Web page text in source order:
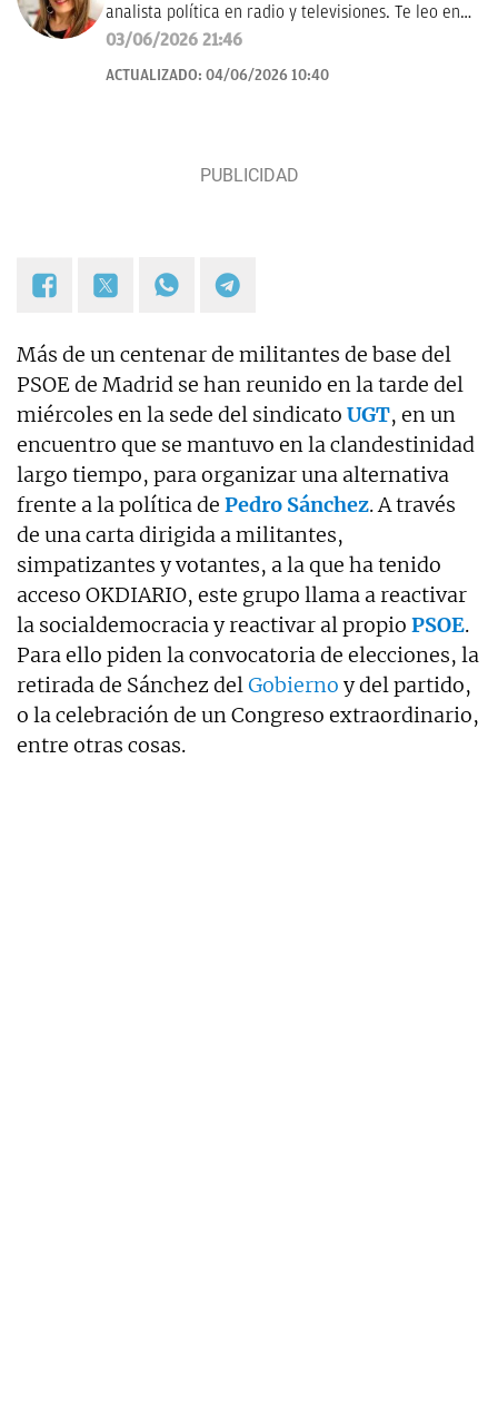
analista política en radio y televisiones. Te leo en
esther.jaen@okdiario.com
03/06/2026 21:46
ACTUALIZADO: 04/06/2026 10:40
Más de un centenar de militantes de base del
PSOE de Madrid se han reunido en la tarde del
miércoles en la sede del sindicato UGT, en un
encuentro que se mantuvo en la clandestinidad
largo tiempo, para organizar una alternativa
frente a la política de Pedro Sánchez. A través
de una carta dirigida a militantes,
simpatizantes y votantes, a la que ha tenido
acceso OKDIARIO, este grupo llama a reactivar
la socialdemocracia y reactivar al propio PSOE.
Para ello piden la convocatoria de elecciones, la
retirada de Sánchez delGobierno y del partido,
o la celebración de un Congreso extraordinario,
entre otras cosas.